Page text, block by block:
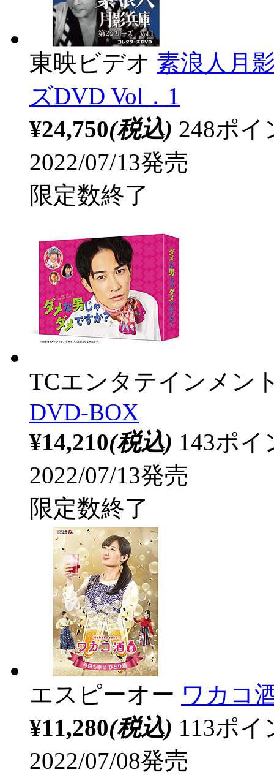
東映ビデオ 素浪人月
ズDVD Vol．1
¥24,750(税込) 248ポ
2022/07/13発売
限定数終了
TCエンタテインメン
DVD-BOX
¥14,210(税込) 143ポ
2022/07/13発売
限定数終了
エスピーオー ワカコ
¥11,280(税込) 113ポ
2022/07/08発売